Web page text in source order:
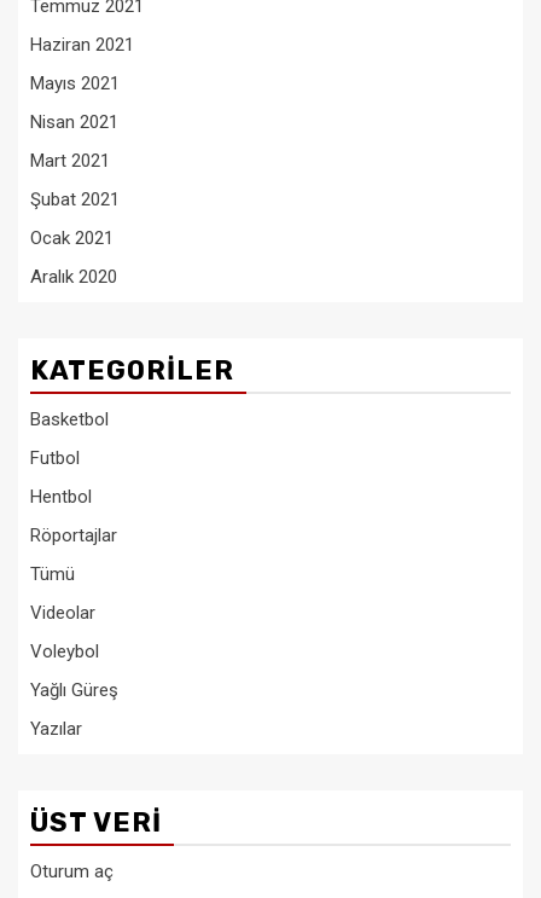
Temmuz 2021
Haziran 2021
Mayıs 2021
Nisan 2021
Mart 2021
Şubat 2021
Ocak 2021
Aralık 2020
KATEGORILER
Basketbol
Futbol
Hentbol
Röportajlar
Tümü
Videolar
Voleybol
Yağlı Güreş
Yazılar
ÜST VERI
Oturum aç